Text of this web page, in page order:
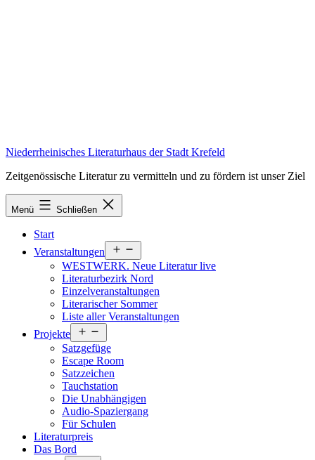
Niederrheinisches Literaturhaus der Stadt Krefeld
Zeitgenössische Literatur zu vermitteln und zu fördern ist unser Ziel
Menü Schließen
Start
Veranstaltungen
öffnen
WESTWERK. Neue Literatur live
Literaturbezirk Nord
Einzelveranstaltungen
Literarischer Sommer
Liste aller Veranstaltungen
Projekte
öffnen
Satzgefüge
Escape Room
Satzzeichen
Tauchstation
Die Unabhängigen
Audio-Spaziergang
Für Schulen
Literaturpreis
Das Bord